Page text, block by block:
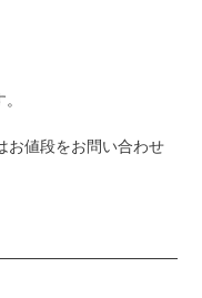
お値段をお問い合わせ